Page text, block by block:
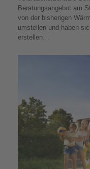
Beratungsangebot am
von der bisherigen
umstellen und haben
erstellen…